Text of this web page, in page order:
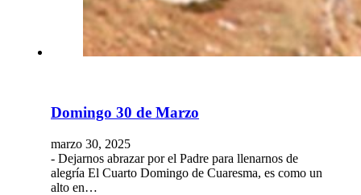
Domingo 30 de Marzo
marzo 30, 2025
- Dejarnos abrazar por el Padre para llenarnos de
alegría El Cuarto Domingo de Cuaresma, es como un
alto en…